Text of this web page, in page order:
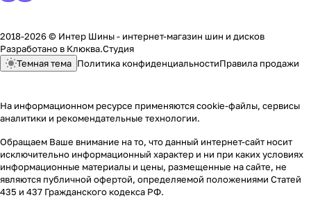
2018-2026 © Интер Шины - интернет-магазин шин и дисков
Разработано в Клюква.Студия
Темная тема Политика конфиденциальностиПравила продажи
На информационном ресурсе применяютсяcookie-файлы, сервисы
аналитики и рекомендательные технологии.
Обращаем Ваше внимание на то, что данный интернет-сайт носит
исключительно информационный характер и ни при каких условиях
информационные материалы и цены, размещенные на сайте, не
являются публичной офертой, определяемой положениями Статей
435 и 437 Гражданского кодекса РФ.